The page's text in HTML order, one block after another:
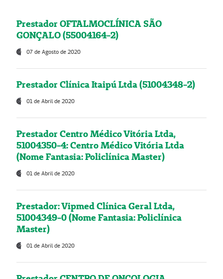
Prestador OFTALMOCLÍNICA SÃO
GONÇALO (55004164-2)
07 de Agosto de 2020
Prestador Clínica Itaipú Ltda (51004348-2)
01 de Abril de 2020
Prestador Centro Médico Vitória Ltda,
51004350-4: Centro Médico Vitória Ltda
(Nome Fantasia: Policlínica Master)
01 de Abril de 2020
Prestador: Vipmed Clínica Geral Ltda,
51004349-0 (Nome Fantasia: Policlínica
Master)
01 de Abril de 2020